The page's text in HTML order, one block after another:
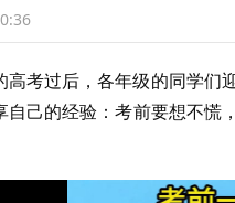
高考过后，各年级的同学
自己的经验：考前要想不